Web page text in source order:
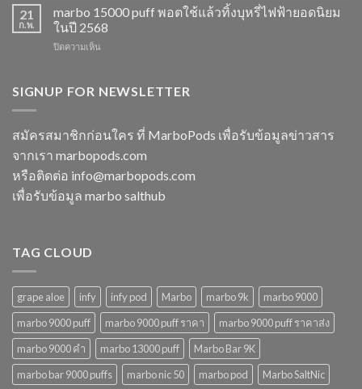
นิยม
สำหรับ
2568
ที่
ไม่
พลาด
switch
และ
พอต
ใช้
หลาก
เลือก
ตอบ
โจทย์
ในปี
2568
21
ก.พ.
marbo 15000 puff พอตใช้แล้วทิ้งบุหรี่ไฟฟ้ายอดนิยม
ในปี 2568
ปิดความเห็น
puff
แล้ว
ทิ้ง
บุหรี่
ยอด
นิยม
SIGNUP FOR NEWSLETTER
สมัครสมาชิกก่อนใคร ที่ MarboPods เพื่อรับข้อมูลข่าวสาร
จากเรา marbopods.com
หรือติดต่อ info@marbopods.com
เพื่อรับข้อมูล marbo salthub
TAG CLOUD
grape aloe infy infy pod Marbo marbo 9k
marbo 9000
marbo 9000 puff
marbo 9000 puff ราคา
marbo 9000 puff ราคาส่ง
marbo 9000 คํา
marbo 13000 puff
Marbo Bar 9K
marbo bar 9000 puffs
marbo nic 50 marbo pod Marbo SaltNic